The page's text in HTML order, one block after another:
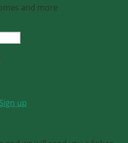
and more
Sign up